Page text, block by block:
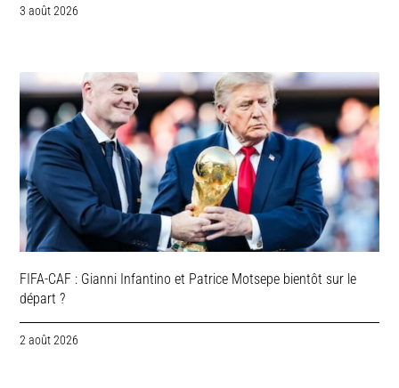
3 août 2026
FIFA-CAF : Gianni Infantino et Patrice Motsepe bientôt sur le
départ ?
2 août 2026